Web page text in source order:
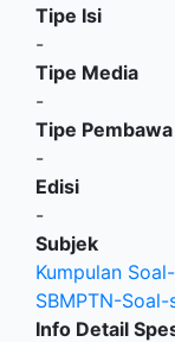
Tipe Isi
-
Tipe Media
-
Tipe Pembawa
-
Edisi
-
Subjek
Kumpulan
SBMPTN-
Info Detail